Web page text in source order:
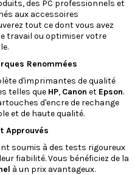
des PC professionnels et
aux accessoires
tout ce dont vous avez
travail ou optimiser votre
Renommées
d'imprimantes de qualité
telles que HP, Canon et Epson.
d'encre de rechange
et de haute qualité.
Approuvés
soumis à des tests rigoureux
fiabilité. Vous bénéficiez de la
à un prix avantageux.